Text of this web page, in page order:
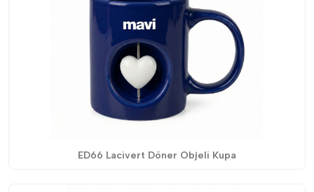
ED66 Lacivert Döner Objeli Kupa